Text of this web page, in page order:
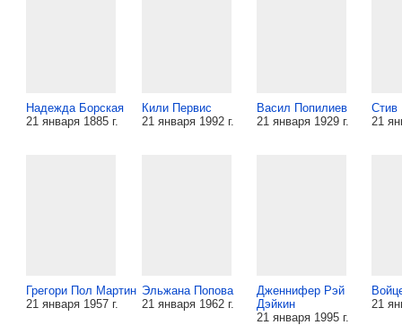
Надежда Борская
21 января 1885 г.
Кили Первис
21 января 1992 г.
Васил Попилиев
21 января 1929 г.
Стив
21
Грегори Пол Мартин
21 января 1957 г.
Эльжана Попова
21 января 1962 г.
Дженнифер Рэй
Дэйкин
21 января 1995 г.
21